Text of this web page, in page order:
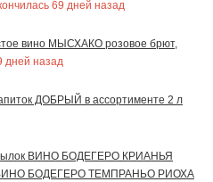
69 дней назад
вино МЫСХАКО розовое брют,
дней назад
ДОБРЫЙ в ассортименте 2 л
ВИНО БОДЕГЕРО КРИАНЬЯ
ВИНО БОДЕГЕРО ТЕМПРАНЬО РИОХА